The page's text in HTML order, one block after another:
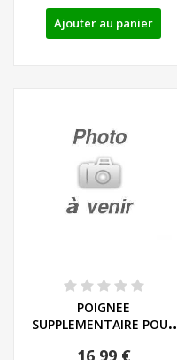
Ajouter au panier
POIGNEE
SUPPLEMENTAIRE POUR
16,99 €